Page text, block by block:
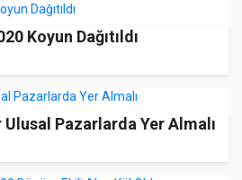
Koyun Dağıtıldı
Pazarlarda Yer Almalı